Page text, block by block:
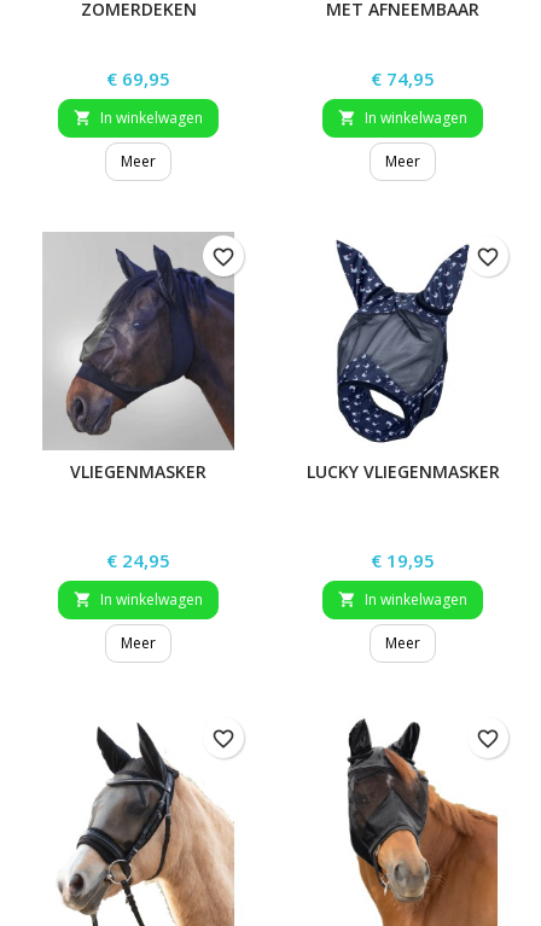
ZOMERDEKEN
Prijs
€ 69,95
 In winkelwagen
Meer
MET AFNEEMBAAR
Prijs
€ 74,95
 In winkelwagen
Meer
VLIEGENMASKER
Prijs
€ 24,95
 In winkelwagen
Meer
favorite_border
LUCKY VLIEGENMASKER
Prijs
€ 19,95
 In winkelwagen
Meer
favorite_border
favorite_border favorite_border